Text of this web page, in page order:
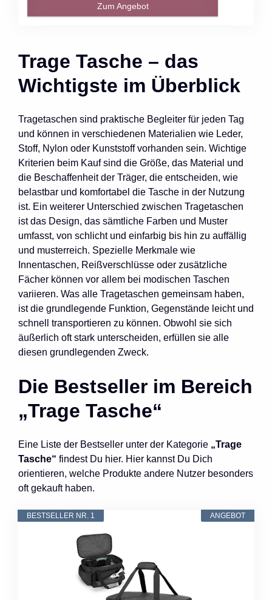
Zum Angebot
Trage Tasche – das
Wichtigste im Überblick
Tragetaschen sind praktische Begleiter für jeden Tag
und können in verschiedenen Materialien wie Leder,
Stoff, Nylon oder Kunststoff vorhanden sein. Wichtige
Kriterien beim Kauf sind die Größe, das Material und
die Beschaffenheit der Träger, die entscheiden, wie
belastbar und komfortabel die Tasche in der Nutzung
ist. Ein weiterer Unterschied zwischen Tragetaschen
ist das Design, das sämtliche Farben und Muster
umfasst, von schlicht und einfarbig bis hin zu auffällig
und musterreich. Spezielle Merkmale wie
Innentaschen, Reißverschlüsse oder zusätzliche
Fächer können vor allem bei modischen Taschen
variieren. Was alle Tragetaschen gemeinsam haben,
ist die grundlegende Funktion, Gegenstände leicht und
schnell transportieren zu können. Obwohl sie sich
äußerlich oft stark unterscheiden, erfüllen sie alle
diesen grundlegenden Zweck.
Die Bestseller im Bereich
„Trage Tasche“
Eine Liste der Bestseller unter der Kategorie „Trage
Tasche“ findest Du hier. Hier kannst Du Dich
orientieren, welche Produkte andere Nutzer besonders
oft gekauft haben.
ANGEBOT
BESTSELLER NR. 1